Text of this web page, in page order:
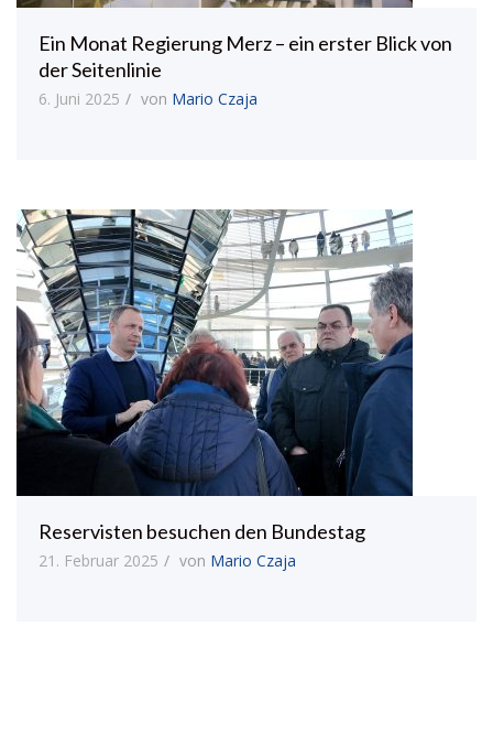
Ein Monat Regierung Merz – ein erster Blick von
der Seitenlinie
6. Juni 2025 von Mario Czaja
Reservisten besuchen den Bundestag
21. Februar 2025 von Mario Czaja